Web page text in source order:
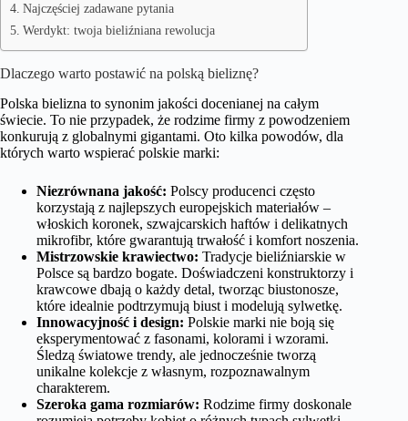
Najczęściej zadawane pytania
Werdykt: twoja bieliźniana rewolucja
Dlaczego warto postawić na polską bieliznę?
Polska bielizna to synonim jakości docenianej na całym
świecie. To nie przypadek, że rodzime firmy z powodzeniem
konkurują z globalnymi gigantami. Oto kilka powodów, dla
których warto wspierać polskie marki:
Niezrównana jakość: Polscy producenci często
korzystają z najlepszych europejskich materiałów –
włoskich koronek, szwajcarskich haftów i delikatnych
mikrofibr, które gwarantują trwałość i komfort noszenia.
Mistrzowskie krawiectwo: Tradycje bieliźniarskie w
Polsce są bardzo bogate. Doświadczeni konstruktorzy i
krawcowe dbają o każdy detal, tworząc biustonosze,
które idealnie podtrzymują biust i modelują sylwetkę.
Innowacyjność i design: Polskie marki nie boją się
eksperymentować z fasonami, kolorami i wzorami.
Śledzą światowe trendy, ale jednocześnie tworzą
unikalne kolekcje z własnym, rozpoznawalnym
charakterem.
Szeroka gama rozmiarów: Rodzime firmy doskonale